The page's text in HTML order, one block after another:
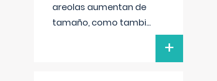
areolas aumentan de
tamaño, como tambi...
+